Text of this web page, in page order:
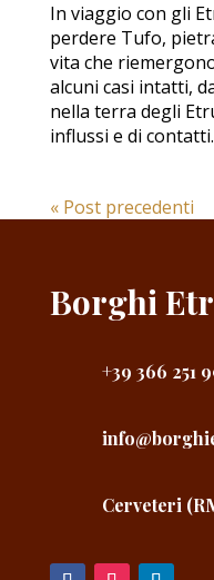
In viaggio con gli
perdere Tufo,
vita che
alcuni casi intatti,
nella terra degli
influssi e di
« Post precedenti
Borghi
+39 366 251
Cerveteri